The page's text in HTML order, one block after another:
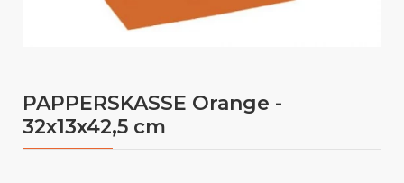
PAPPERSKASSE Orange -
32x13x42,5 cm